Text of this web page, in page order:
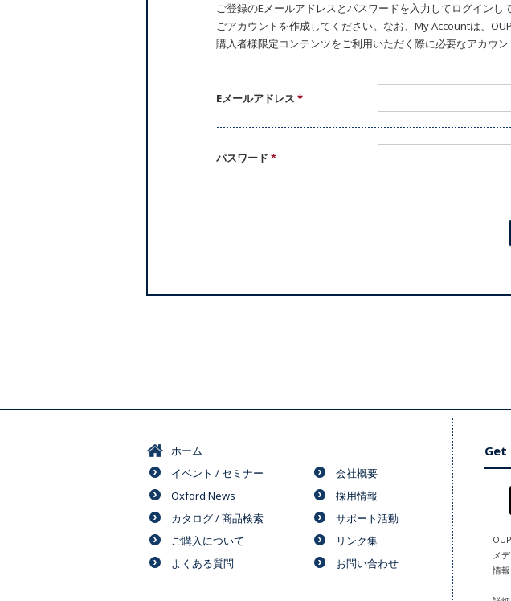
ご登録のEメールアドレスとパスワードを入力してログイン
ごアカウントを作成してください。なお、My Accountは、
購入者様限定コンテンツをご利用いただく際に必要なアカウン
Eメールアドレス*
パスワード*
ホーム
イベント / セミナー
Oxford News
カタログ / 商品検索
ご購入について
よくある質問
会社概要
採用情報
サポート活動
リンク集
お問い合わせ
Get
メ
情